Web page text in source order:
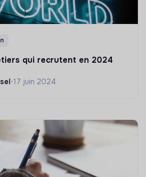
qui recrutent en 2024
•17 juin 2024